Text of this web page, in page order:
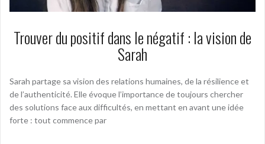
Trouver du positif dans le négatif : la vision de
Sarah
Sarah partage sa vision des relations humaines, de la résilience et
de l’authenticité. Elle évoque l’importance de toujours chercher
des solutions face aux difficultés, en mettant en avant une idée
forte : tout commence par